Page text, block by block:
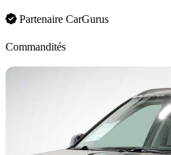
Partenaire CarGurus
Commandités